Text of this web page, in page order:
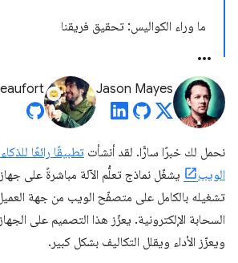
ما وراء الكواليس: تحقيق فريقنا
Jason Mayes
نحمل لك خبرًا سارًّا. لقد أنشأت تطبيقًا رائعًا
الويب
يشغّل نماذج تعلُّم الآلة مباشرةً على
تشغيله بالكامل على متصفّح الويب من جهة
السحابة الإلكترونية. يعزّز هذا التصميم على
ويعزّز الأداء ويقلل التكاليف بشكل كبير.